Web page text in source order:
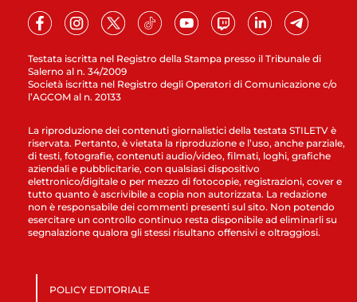
Testata iscritta nel Registro della Stampa presso il Tribunale di
Salerno al n. 34/2009
Società iscritta nel Registro degli Operatori di Comunicazione c/o
l’AGCOM al n. 20133
La riproduzione dei contenuti giornalistici della testata STILETV è
riservata. Pertanto, è vietata la riproduzione e l’uso, anche parziale,
di testi, fotografie, contenuti audio/video, filmati, loghi, grafiche
aziendali e pubblicitarie, con qualsiasi dispositivo
elettronico/digitale o per mezzo di fotocopie, registrazioni, cover e
tutto quanto è ascrivibile a copia non autorizzata. La redazione
non è responsabile dei commenti presenti sul sito. Non potendo
esercitare un controllo continuo resta disponibile ad eliminarli su
segnalazione qualora gli stessi risultano offensivi e oltraggiosi.
POLICY EDITORIALE